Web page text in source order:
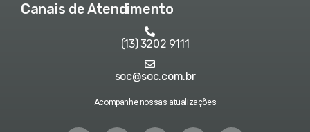
Canais de Atendimento
(13) 3202 9111
soc@soc.com.br
Acompanhe nossas atualizações